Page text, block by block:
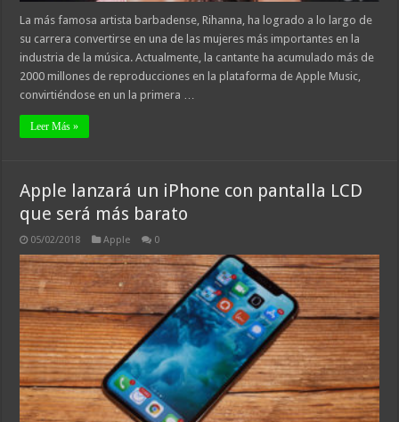
La más famosa artista barbadense, Rihanna, ha logrado a lo largo de
su carrera convertirse en una de las mujeres más importantes en la
industria de la música. Actualmente, la cantante ha acumulado más de
2000 millones de reproducciones en la plataforma de Apple Music,
convirtiéndose en un la primera …
Leer Más »
Apple lanzará un iPhone con pantalla LCD
que será más barato
05/02/2018 Apple 0